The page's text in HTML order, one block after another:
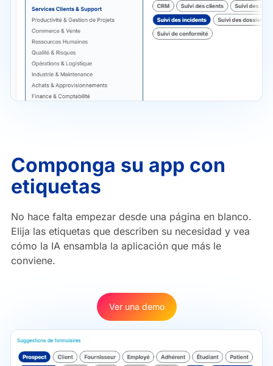
Componga su app con
etiquetas
No hace falta empezar desde una página en blanco.
Elija las etiquetas que describen su necesidad y vea
cómo la IA ensambla la aplicación que más le
conviene.
Ver una demo